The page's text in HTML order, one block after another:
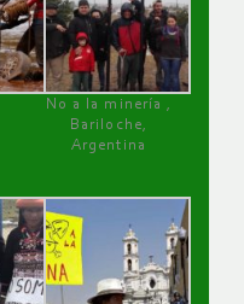
No a la minería ,
Bariloche,
Argentina